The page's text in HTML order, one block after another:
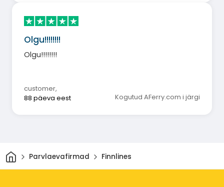
Olgu!!!!!!!!
Olgu!!!!!!!!
customer,
88 päeva eest
Kogutud AFerry.com i järgi
Avaleht
Parvlaevafirmad Finnlines